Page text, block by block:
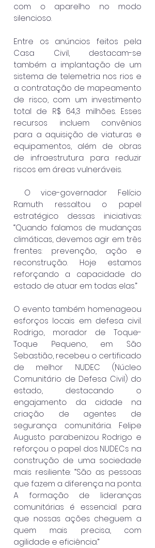
com o aparelho no modo
silencioso.
Entre os anúncios feitos pela
Casa Civil, destacam-se
também a implantação de um
sistema de telemetria nos rios e
a contratação de mapeamento
de risco, com um investimento
total de R$ 64,3 milhões. Esses
recursos incluem convênios
para a aquisição de viaturas e
equipamentos, além de obras
de infraestrutura para reduzir
riscos em áreas vulneráveis.
O vice-governador Felício
Ramuth ressaltou o papel
estratégico dessas iniciativas:
“Quando falamos de mudanças
climáticas, devemos agir em três
frentes: prevenção, ação e
reconstrução. Hoje estamos
reforçando a capacidade do
estado de atuar em todas elas.”
O evento também homenageou
esforços locais em defesa civil.
Rodrigo, morador de Toque-
Toque Pequeno, em São
Sebastião, recebeu o certificado
de melhor NUDEC (Núcleo
Comunitário de Defesa Civil) do
estado, destacando o
engajamento da cidade na
criação de agentes de
segurança comunitária. Felipe
Augusto parabenizou Rodrigo e
reforçou o papel dos NUDECs na
construção de uma sociedade
mais resiliente: “São as pessoas
que fazem a diferença na ponta.
A formação de lideranças
comunitárias é essencial para
que nossas ações cheguem a
quem mais precisa, com
agilidade e eficiência.”